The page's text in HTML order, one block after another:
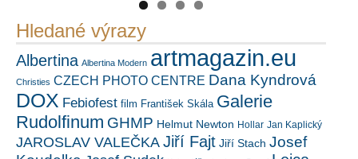
Hledané výrazy
Albertina Albertina Modern artmagazin.eu
Christies CZECH PHOTO CENTRE Dana Kyndrová
DOX Febiofest film František Skála Galerie
Rudolfinum GHMP Helmut Newton Hollar Jan Kaplický
JAROSLAV VALEČKA Jiří Fajt Jiří Stach Josef